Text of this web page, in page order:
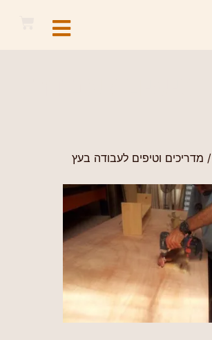
/ מדריכים וטיפים לעבודה בעץ